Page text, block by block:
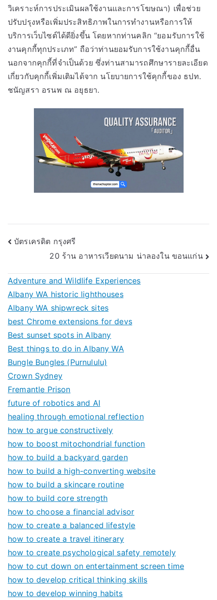
วิเคราะห์การประเมินผลใช้งานและการโฆษณา) เพื่อช่วย
ปรับปรุงหรือเพิ่มประสิทธิภาพในการทำงานหรือการให้
บริการเว็บไซต์ได้ดียิ่งขึ้น โดยหากท่านคลิก “ยอมรับการใช้
งานคุกกี้ทุกประเภท” ถือว่าท่านยอมรับการใช้งานคุกกี้อื่น
นอกจากคุกกี้ที่จำเป็นด้วย ซึ่งท่านสามารถศึกษารายละเอียด
เกี่ยวกับคุกกี้เพิ่มเติมได้จาก นโยบายการใช้คุกกี้ของ ธปท.
ชนัญสรา อรนพ ณ อยุธยา.
Post
navigation
บัตรเครดิต กรุงศรี
20 ร้าน อาหารเวียดนาม น่าลองใน ขอนแก่น
Adventure and Wildlife Experiences
Albany WA historic lighthouses
Albany WA shipwreck sites
best Chrome extensions for devs
Best sunset spots in Albany
Best things to do in Albany WA
Bungle Bungles (Purnululu)
Crown Sydney
Fremantle Prison
future of robotics and AI
healing through emotional reflection
how to argue constructively
how to boost mitochondrial function
how to build a backyard garden
how to build a high-converting website
how to build a skincare routine
how to build core strength
how to choose a financial advisor
how to create a balanced lifestyle
how to create a travel itinerary
how to create psychological safety remotely
how to cut down on entertainment screen time
how to develop critical thinking skills
how to develop winning habits